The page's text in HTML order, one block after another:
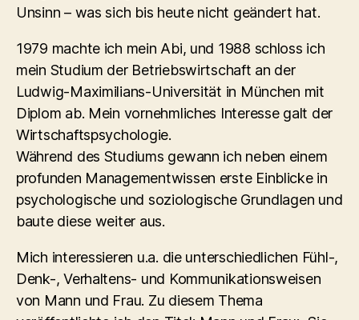
Unsinn – was sich bis heute nicht geändert hat.
1979 machte ich mein Abi, und 1988 schloss ich
mein Studium der Betriebswirtschaft an der
Ludwig-Maximilians-Universität in München mit
Diplom ab. Mein vornehmliches Interesse galt der
Wirtschaftspsychologie.
Während des Studiums gewann ich neben einem
profunden Managementwissen erste Einblicke in
psychologische und soziologische Grundlagen und
baute diese weiter aus.
Mich interessieren u.a. die unterschiedlichen Fühl-,
Denk-, Verhaltens- und Kommunikationsweisen
von Mann und Frau. Zu diesem Thema